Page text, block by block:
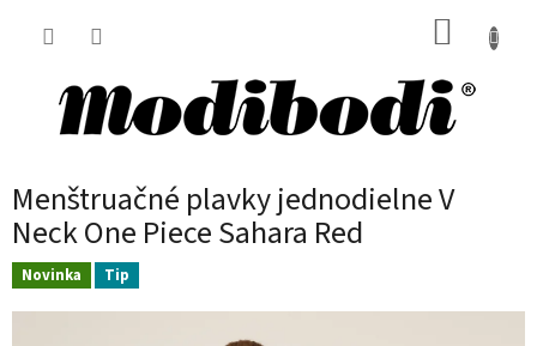
Menštruačné plavky jednodielne V
Neck One Piece Sahara Red
Novinka Tip